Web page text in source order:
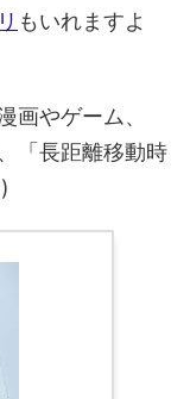
もいれますよ
画やゲーム、
「長距離移動時